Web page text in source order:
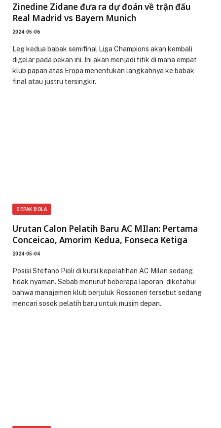
Zinedine Zidane đưa ra dự đoán về trận đấu
Real Madrid vs Bayern Munich
2024-05-06
Leg kedua babak semifinal Liga Champions akan kembali
digelar pada pekan ini. Ini akan menjadi titik di mana empat
klub papan atas Eropa menentukan langkahnya ke babak
final atau justru tersingkir.
SEPAK BOLA
Urutan Calon Pelatih Baru AC MIlan: Pertama
Conceicao, Amorim Kedua, Fonseca Ketiga
2024-05-04
Posisi Stefano Pioli di kursi kepelatihan AC Milan sedang
tidak nyaman. Sebab menurut beberapa laporan, diketahui
bahwa manajemen klub berjuluk Rossoneri tersebut sedang
mencari sosok pelatih baru untuk musim depan.